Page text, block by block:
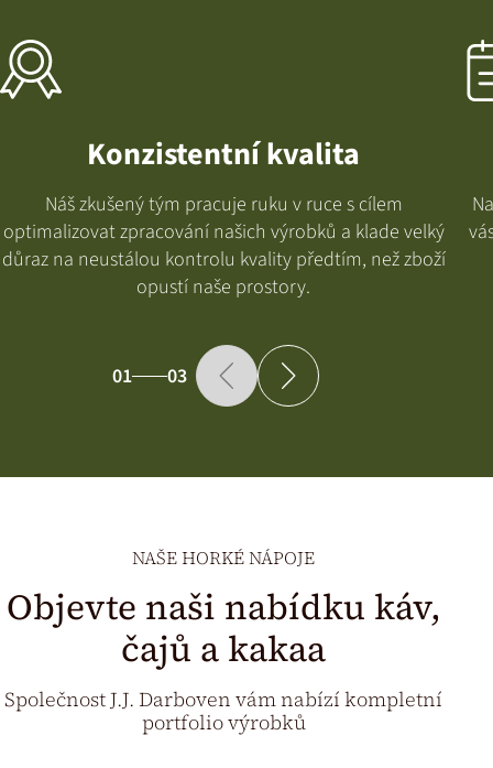
Konzistentní kvalita
Náš zkušený tým pracuje ruku v ruce s cílem
optimalizovat zpracování našich výrobků a klade velký
důraz na neustálou kontrolu kvality předtím, než zboží
opustí naše prostory.
01 03
NAŠE HORKÉ NÁPOJE
Objevte naši nabídku káv,
čajů a kakaa
Společnost J.J. Darboven vám nabízí kompletní
portfolio výrobků